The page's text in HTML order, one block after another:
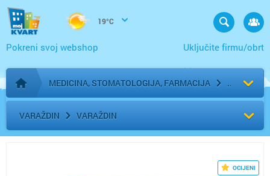
19°C
Uključite firmu/obrt
Pokreni svoj webshop
Početna stranica
MEDICINA, STOMATOLOGIJA, FARMACIJA
VARAŽDIN VARAŽDIN
OCIJENI